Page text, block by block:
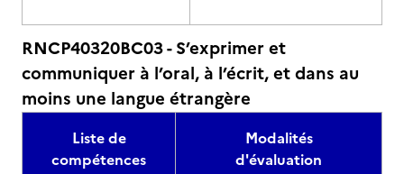
RNCP40320BC03 - S’exprimer et
communiquer à l’oral, à l’écrit, et dans au
moins une langue étrangère
Liste de
compétences
Modalités
d'évaluation